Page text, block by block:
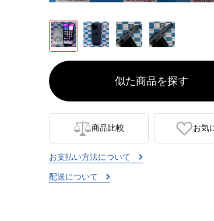
似た商品を探す
商品比較 お気
お支払い方法について
配送について